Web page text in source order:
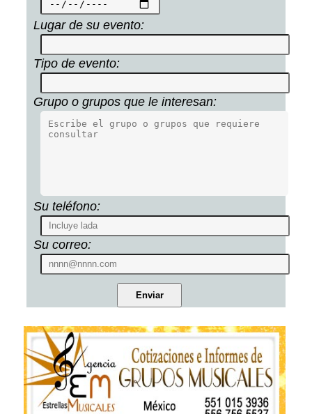
Lugar de su evento:
Tipo de evento:
Grupo o grupos que le interesan:
Su teléfono:
Su correo: